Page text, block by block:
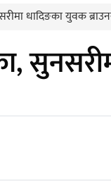
धादिङका युवक